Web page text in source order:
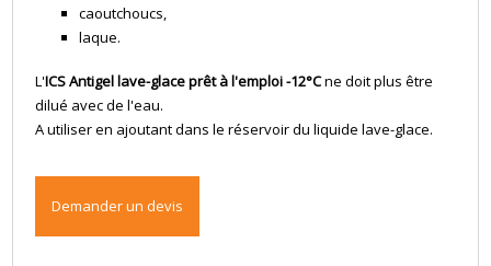
caoutchoucs,
laque.
L'ICS Antigel lave-glace prêt à l'emploi -12°Cne doit plus être
dilué avec de l'eau.
A utiliser en ajoutant dans le réservoir du liquide lave-glace.
Demander un devis